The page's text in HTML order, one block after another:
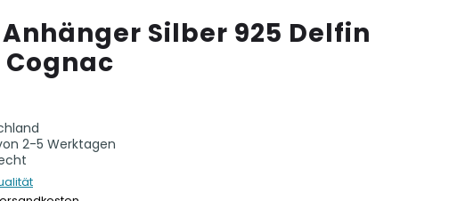
Silber 925 Delfin
2-5 Werktagen